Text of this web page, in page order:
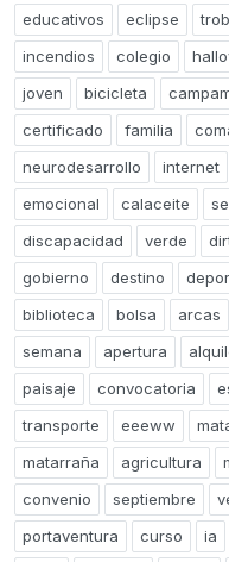
educativos
eclipse
incendios
colegio
joven
bicicleta
certificado
familia
neurodesarrollo
internet
emocional
calaceite
discapacidad
verde
gobierno
destino
biblioteca
bolsa arcas
semana
apertura
paisaje
convocatoria
transporte
eeeww
matarraña
agricultura
convenio
septiembre
portaventura
curso ia